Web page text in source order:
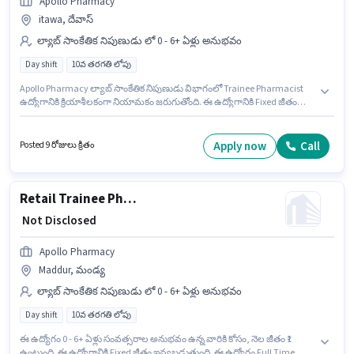
itawa, దేవాస్
ల్యాబ్ సాంకేతిక నిపుణుడు లో 0 - 6+ ఏళ్లు అనుభవం
Day shift 10వ తరగతి లోపు
Apollo Pharmacy ల్యాబ్ సాంకేతిక నిపుణుడు విభాగంలో Trainee Pharmacist
ఉద్యోగానికి క్రియాశీలకంగా నియామకం జరుగుతోంది. ఈ ఉద్యోగానికి Fixed జీతం
ఉన్న అభ్యర్థులు ఈ ఉద్యోగానికి అప్లై చేసుకోవచ్చు. ఈ ఉద్యోగం 0 - 6+ ఏళ్లు
సంవత్సరాల అనుభవం ఉన్న వారికి కోసం, నెల జీతం ₹1 ఉంటుంది.
Posted 9 రోజులు క్రితం Apply now Call
Retail Trainee Pharmacist
₹ Not Disclosed
Apollo Pharmacy
Maddur, మండ్య
ల్యాబ్ సాంకేతిక నిపుణుడు లో 0 - 6+ ఏళ్లు అనుభవం
Day shift 10వ తరగతి లోపు
ఈ ఉద్యోగం 0 - 6+ ఏళ్లు సంవత్సరాల అనుభవం ఉన్న వారికి కోసం, నెల జీతం ₹1